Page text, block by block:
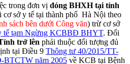
trong đơn vị đóng BHXH tại tỉnh
sở y tế tại thành phố Hà Nội theo
sách bên dưới Công văn) trừ cơ sở
tế tạm Ngừng KCBBĐ BHYT. Đối
trở lên phải thuộc đối tượng đủ
tại Điều 9 Thông tư 40/2015/TT-
BTCTW năm 2005 về KCB tại Bệnh